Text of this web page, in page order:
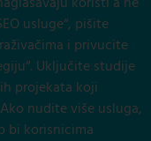
usluge“, pišite
i privucite
Uključite studije
projekata koji
nudite više usluga,
bi korisnicima